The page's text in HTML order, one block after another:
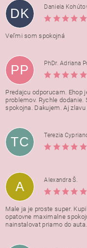
DK
Daniela
Veľmi som spokojná
PP
PhDr. Adriana
Predajcu odporucam. Ehop
problemov. Rychle
spokojna. Dakujem. Aj
TC
Terezia
A
Alexandra Š.
Male ja je proste super.
opatovne maximalne
nainstalovat priamo do